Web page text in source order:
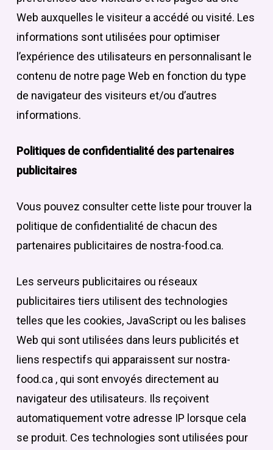
Web auxquelles le visiteur a accédé ou visité. Les
informations sont utilisées pour optimiser
l’expérience des utilisateurs en personnalisant le
contenu de notre page Web en fonction du type
de navigateur des visiteurs et/ou d’autres
informations.
Politiques de confidentialité des partenaires
publicitaires
Vous pouvez consulter cette liste pour trouver la
politique de confidentialité de chacun des
partenaires publicitaires de nostra-food.ca.
Les serveurs publicitaires ou réseaux
publicitaires tiers utilisent des technologies
telles que les cookies, JavaScript ou les balises
Web qui sont utilisées dans leurs publicités et
liens respectifs qui apparaissent sur nostra-
food.ca , qui sont envoyés directement au
navigateur des utilisateurs. Ils reçoivent
automatiquement votre adresse IP lorsque cela
se produit. Ces technologies sont utilisées pour